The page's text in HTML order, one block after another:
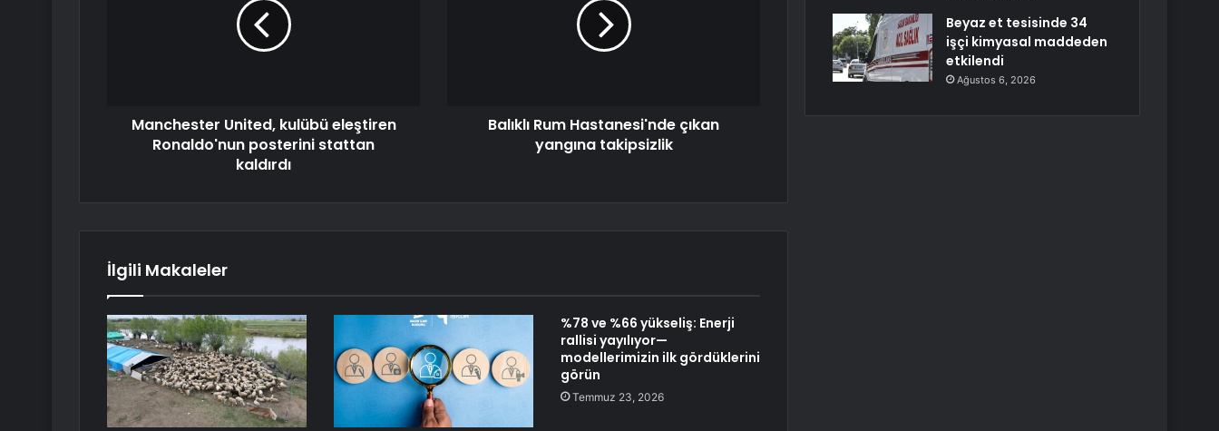
Manchester United, kulübü eleştiren
Ronaldo'nun posterini stattan
kaldırdı
Balıklı Rum Hastanesi'nde çıkan
yangına takipsizlik
İlgili Makaleler
%78 ve %66 yükseliş: Enerji
rallisi yayılıyor—
modellerimizin ilk gördüklerini
görün
Temmuz 23, 2026
Beyaz et tesisinde 34
işçi kimyasal maddeden
etkilendi
Ağustos 6, 2026